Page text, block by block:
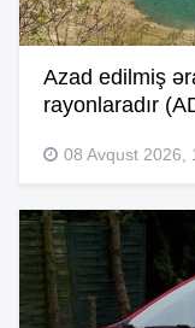
Azad edilmiş
rayonlaradır
08 Avqust 2026,